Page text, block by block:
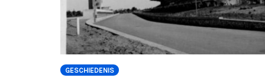
GESCHIEDENIS